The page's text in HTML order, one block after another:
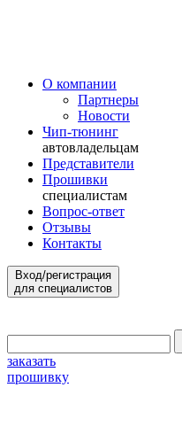
О компании
Партнеры
Новости
Чип-тюнинг
автовладельцам
Представители
Прошивки
специалистам
Вопрос-ответ
Отзывы
Контакты
Вход/регистрация
для специалистов
заказать
прошивку